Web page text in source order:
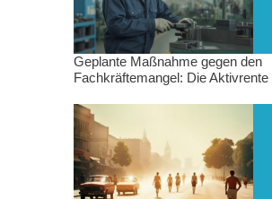
Geplante Maßnahme gegen den
Fachkräftemangel: Die